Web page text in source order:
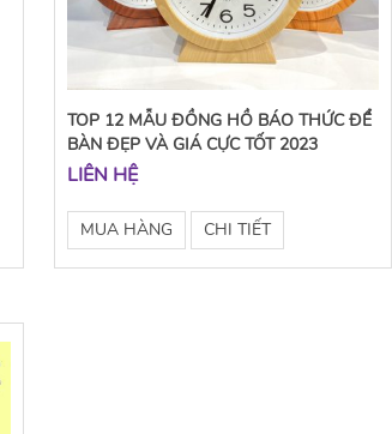
TOP 12 MẪU ĐỒNG HỒ BÁO THỨC ĐỂ
BÀN ĐẸP VÀ GIÁ CỰC TỐT 2023
LIÊN HỆ
MUA HÀNG CHI TIẾT